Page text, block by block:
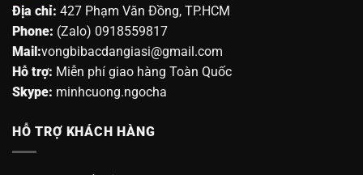
Địa chỉ: 427 Phạm Văn Đồng, TP.HCM
Phone: (Zalo) 0918559817
Mail:vongbibacdangiasi@gmail.com
Hỗ trợ: Miễn phí giao hàng Toàn Quốc
Skype: minhcuong.ngocha
HỖ TRỢ KHÁCH HÀNG